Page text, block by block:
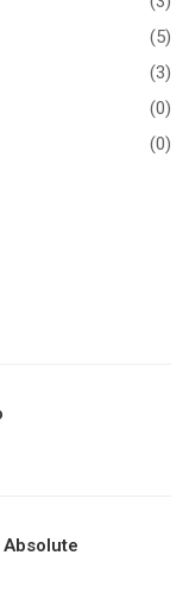
(5)
(3)
(0)
(0)